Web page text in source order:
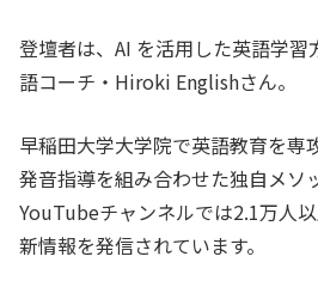
登壇者は、AI を活用した英語学
語コーチ・Hiroki Englishさん。
早稲田大学大学院で英語教育を
発音指導を組み合わせた独自メソ
YouTubeチャンネルでは2.1万人
新情報を発信されています。